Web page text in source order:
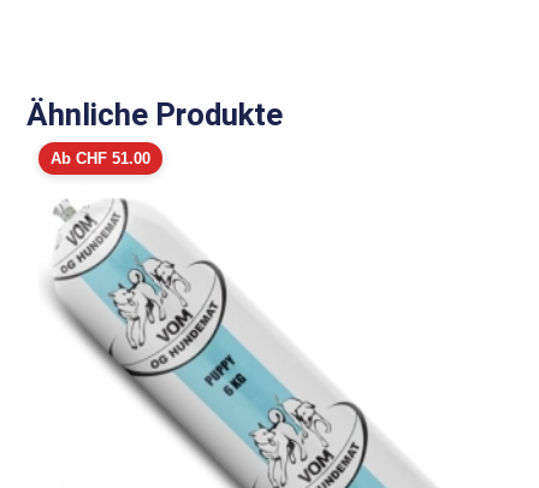
Ähnliche Produkte
AbCHF 51.00